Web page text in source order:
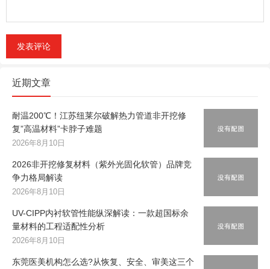
近期文章
耐温200℃！江苏纽莱尔破解热力管道非开挖修
复”高温材料”卡脖子难题
2026年8月10日
2026非开挖修复材料（紫外光固化软管）品牌竞
争力格局解读
2026年8月10日
UV-CIPP内衬软管性能纵深解读：一款超国标余
量材料的工程适配性分析
2026年8月10日
东莞医美机构怎么选?从恢复、安全、审美这三个